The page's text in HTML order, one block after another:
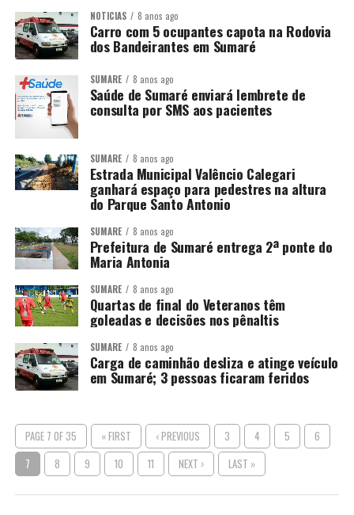
NOTÍCIAS 8 anos ago
Carro com 5 ocupantes capota na Rodovia
dos Bandeirantes em Sumaré
SUMARÉ 8 anos ago
Saúde de Sumaré enviará lembrete de
consulta por SMS aos pacientes
SUMARÉ 8 anos ago
Estrada Municipal Valêncio Calegari
ganhará espaço para pedestres na altura
do Parque Santo Antonio
SUMARÉ 8 anos ago
Prefeitura de Sumaré entrega 2ª ponte do
Maria Antonia
SUMARÉ 8 anos ago
Quartas de final do Veteranos têm
goleadas e decisões nos pênaltis
SUMARÉ 8 anos ago
Carga de caminhão desliza e atinge veículo
em Sumaré; 3 pessoas ficaram feridos
PAGE 7 OF 35 « FIRST ‹ PREVIOUS 3 4 5
6
7
8 9 10 11 NEXT › LAST »